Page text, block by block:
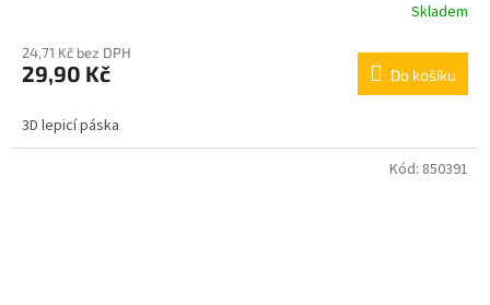
Skladem
24,71 Kč bez DPH
29,90 Kč Do košíku
3D lepicí páska
Kód: 850391